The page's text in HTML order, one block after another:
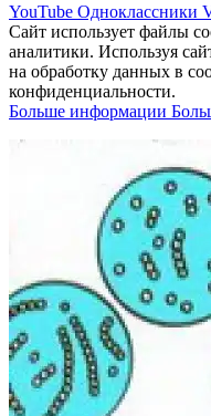
YouTube Одноклассники
Сайт использует файлы
аналитики. Используя
на обработку данных в
конфиденциальности.
Больше информации